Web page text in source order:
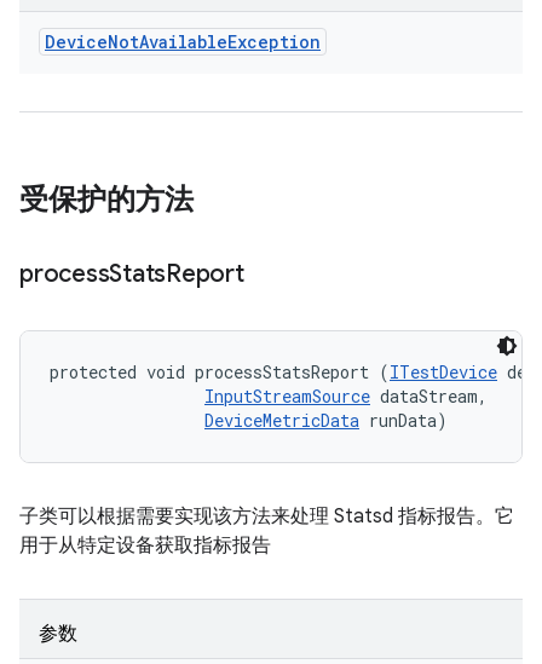
DeviceNotAvailableException
受保护的方法
processStatsReport
protected void processStatsReport (ITestDevice
InputStreamSource dataStream,
DeviceMetricData runData)
子类可以根据需要实现该方法来处理 Statsd 指标报告。它
用于从特定设备获取指标报告
参数